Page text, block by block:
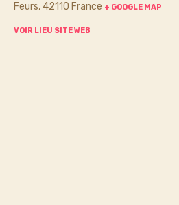
Feurs, 42110 France + GOOGLE MAP
VOIR LIEU SITE WEB